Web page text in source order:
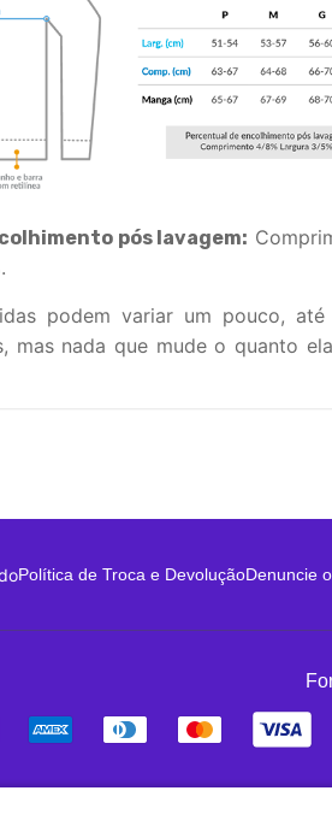
pós lavagem:
podem variar um pouco,
mas nada que mude o quanto
Política de Troca e DevoluçãoDenuncie